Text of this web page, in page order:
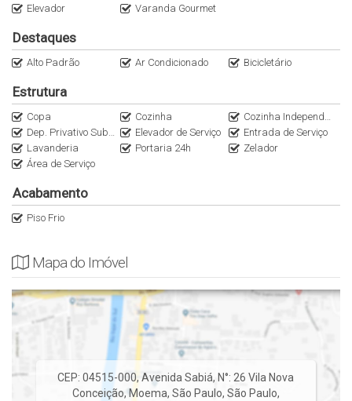
Elevador
Varanda Gourmet
Destaques
Alto Padrão Ar Condicionado Bicicletário
Estrutura
Copa Cozinha
Cozinha Independente
Dep. Privativo Subsolo
Elevador de Serviço
Entrada de Serviço
Lavanderia
Portaria 24h
Zelador
Área de Serviço
Acabamento
Piso Frio
Mapa do Imóvel
CEP: 04515-000,Avenida Sabiá, N°: 26 Vila Nova
Conceição,Moema, São Paulo, São Paulo,